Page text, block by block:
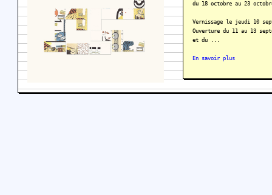
du 18 octobre au 23
Vernissage le jeudi 10
Ouverture du 11 au 13
et du ...
En savoir plus